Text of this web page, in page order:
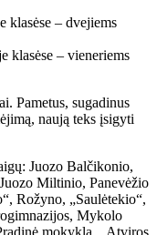
klasėse – dvejiems
klasėse – vieneriems
Pametus, sugadinus
naują teks įsigyti
Juozo Balčikonio,
Miltinio, Panevėžio
Rožyno, „Saulėtekio“,
Mykolo
mokykla. „Atviros